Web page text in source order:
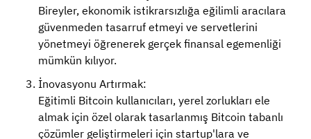
Bireyler, ekonomik istikrarsızlığa eğilimli aracılara
güvenmeden tasarruf etmeyi ve servetlerini
yönetmeyi öğrenerek gerçek finansal egemenliği
mümkün kılıyor.
İnovasyonu Artırmak:
Eğitimli Bitcoin kullanıcıları, yerel zorlukları ele
almak için özel olarak tasarlanmış Bitcoin tabanlı
çözümler geliştirmeleri için startup'lara ve